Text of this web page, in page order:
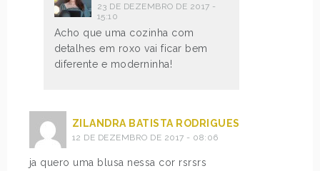
23 DE DEZEMBRO DE 2017 -
15:10
Acho que uma cozinha com
detalhes em roxo vai ficar bem
diferente e moderninha!
ZILANDRA BATISTA RODRIGUES
12 DE DEZEMBRO DE 2017 - 08:06
ja quero uma blusa nessa cor rsrsrs